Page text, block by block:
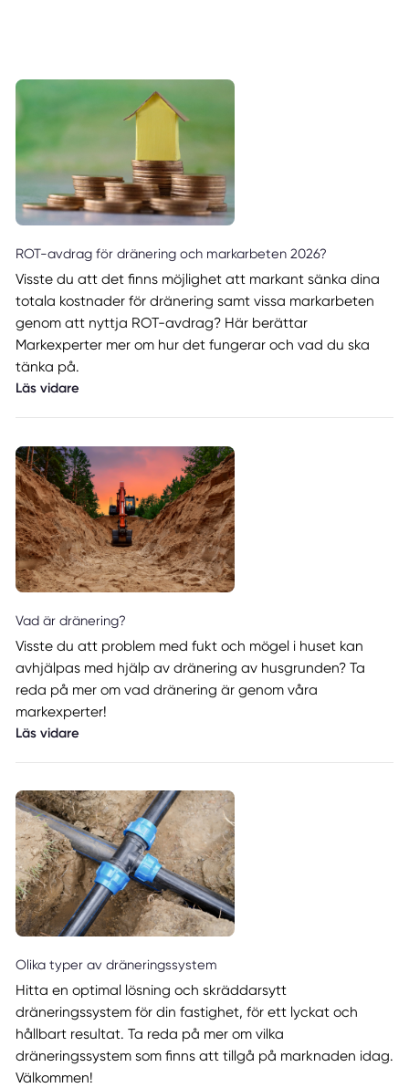
ROT-avdrag för dränering och markarbeten 2026?
Visste du att det finns möjlighet att markant sänka dina
totala kostnader för dränering samt vissa markarbeten
genom att nyttja ROT-avdrag? Här berättar
Markexperter mer om hur det fungerar och vad du ska
tänka på.
Läs vidare
Vad är dränering?
Visste du att problem med fukt och mögel i huset kan
avhjälpas med hjälp av dränering av husgrunden? Ta
reda på mer om vad dränering är genom våra
markexperter!
Läs vidare
Olika typer av dräneringssystem
Hitta en optimal lösning och skräddarsytt
dräneringssystem för din fastighet, för ett lyckat och
hållbart resultat. Ta reda på mer om vilka
dräneringssystem som finns att tillgå på marknaden idag.
Välkommen!